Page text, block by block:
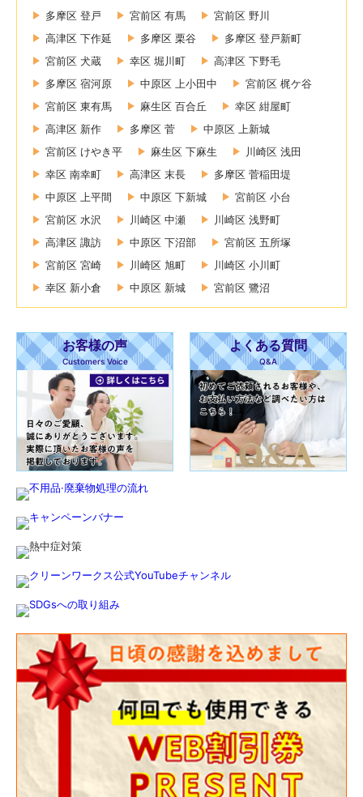
多摩区 登戸
宮前区 有馬
宮前区 野川
高津区 下作延
多摩区 栗谷
多摩区 登戸新町
宮前区 犬蔵
幸区 堀川町
高津区 下野毛
多摩区 宿河原
中原区 上小田中
宮前区 梶ケ谷
宮前区 東有馬
麻生区 百合丘
幸区 紺屋町
高津区 新作
多摩区 菅
中原区 上新城
宮前区 けやき平
麻生区 下麻生
川崎区 浅田
幸区 南幸町
高津区 末長
多摩区 菅稲田堤
中原区 上平間
中原区 下新城
宮前区 小台
宮前区 水沢
川崎区 中瀬
川崎区 浅野町
高津区 諏訪
中原区 下沼部
宮前区 五所塚
宮前区 宮崎
川崎区 旭町
川崎区 小川町
幸区 新小倉
中原区 新城 宮前区 鷺沼
お客様の声
Customers Voice
よくある質問
Q&A